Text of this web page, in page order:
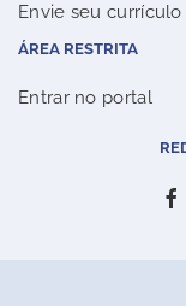
Envie seu currículo
ÁREA RESTRITA
Entrar no portal